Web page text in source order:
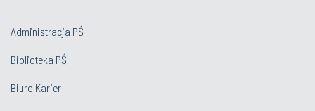
Administracja PŚ
Biblioteka PŚ
Biuro Karier